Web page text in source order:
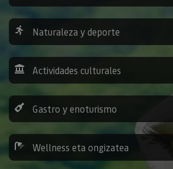
Naturaleza y deporte
Actividades culturales
Gastro y enoturismo
Wellness eta ongizatea